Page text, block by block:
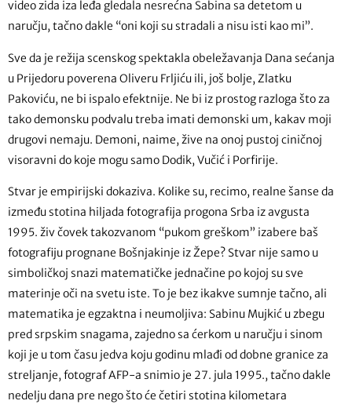
video zida iza leđa gledala nesrećna Sabina sa detetom u
naručju, tačno dakle “oni koji su stradali a nisu isti kao mi”.
Sve da je režija scenskog spektakla obeležavanja Dana sećanja
u Prijedoru poverena Oliveru Frljiću ili, još bolje, Zlatku
Pakoviću, ne bi ispalo efektnije. Ne bi iz prostog razloga što za
tako demonsku podvalu treba imati demonski um, kakav moji
drugovi nemaju. Demoni, naime, žive na onoj pustoj ciničnoj
visoravni do koje mogu samo Dodik, Vučić i Porfirije.
Stvar je empirijski dokaziva. Kolike su, recimo, realne šanse da
između stotina hiljada fotografija progona Srba iz avgusta
1995. živ čovek takozvanom “pukom greškom” izabere baš
fotografiju prognane Bošnjakinje iz Žepe? Stvar nije samo u
simboličkoj snazi matematičke jednačine po kojoj su sve
materinje oči na svetu iste. To je bez ikakve sumnje tačno, ali
matematika je egzaktna i neumoljiva: Sabinu Mujkić u zbegu
pred srpskim snagama, zajedno sa ćerkom u naručju i sinom
koji je u tom času jedva koju godinu mlađi od dobne granice za
streljanje, fotograf AFP-a snimio je 27. jula 1995., tačno dakle
nedelju dana pre nego što će četiri stotina kilometara